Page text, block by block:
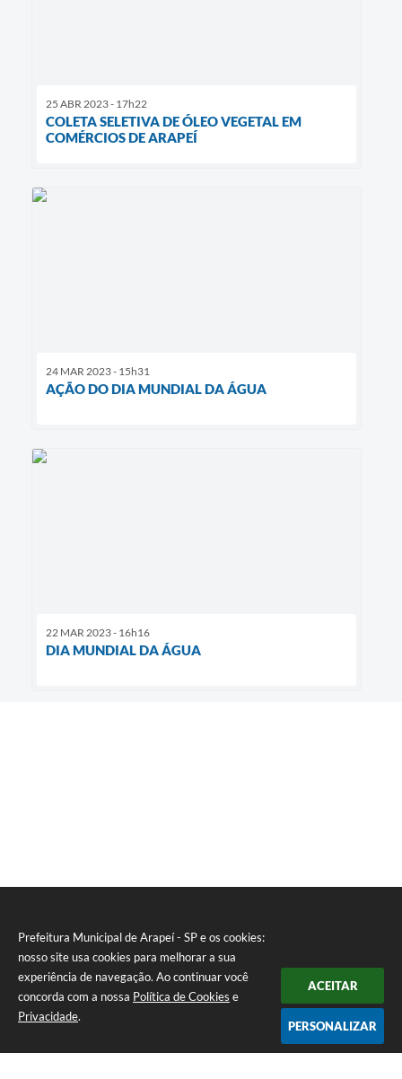
Prefeitura Municipal de Arapeí - SP e os cookies:
nosso site usa cookies para melhorar a sua
experiência de navegação. Ao continuar você
concorda com a nossa Política de Cookies e
Privacidade.
ACEITAR
PERSONALIZAR
25 ABR 2023 - 17h22
COLETA SELETIVA DE ÓLEO VEGETAL EM
COMÉRCIOS DE ARAPEÍ
24 MAR 2023 - 15h31
AÇÃO DO DIA MUNDIAL DA ÁGUA
22 MAR 2023 - 16h16
DIA MUNDIAL DA ÁGUA